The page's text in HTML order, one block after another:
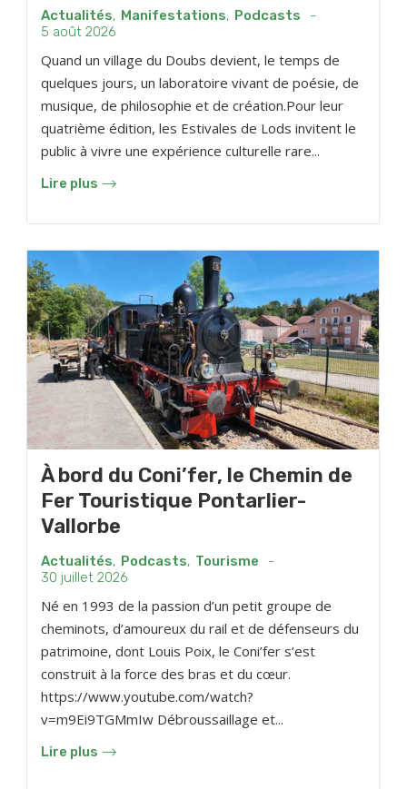
Actualités, Manifestations, Podcasts
-
5 août 2026
Quand un village du Doubs devient, le temps de
quelques jours, un laboratoire vivant de poésie, de
musique, de philosophie et de création.Pour leur
quatrième édition, les Estivales de Lods invitent le
public à vivre une expérience culturelle rare...
Lire plus
À bord du Coni’fer, le Chemin de
Fer Touristique Pontarlier-
Vallorbe
Actualités, Podcasts, Tourisme
-
30 juillet 2026
Né en 1993 de la passion d’un petit groupe de
cheminots, d’amoureux du rail et de défenseurs du
patrimoine, dont Louis Poix, le Coni’fer s’est
construit à la force des bras et du cœur.
https://www.youtube.com/watch?
v=m9Ei9TGMmIw Débroussaillage et...
Lire plus